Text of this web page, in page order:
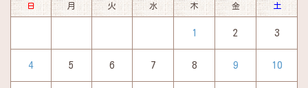
日 月 火 水 木 金 土
1 2 3
4 5 6 7 8 9 10